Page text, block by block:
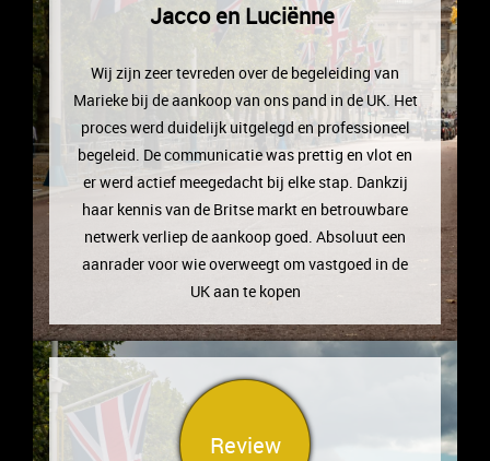
Jacco en Luciënne
Wij zijn zeer tevreden over de begeleiding van
Marieke bij de aankoop van ons pand in de UK. Het
proces werd duidelijk uitgelegd en professioneel
begeleid. De communicatie was prettig en vlot en
er werd actief meegedacht bij elke stap. Dankzij
haar kennis van de Britse markt en betrouwbare
netwerk verliep de aankoop goed. Absoluut een
aanrader voor wie overweegt om vastgoed in de
UK aan te kopen
Review